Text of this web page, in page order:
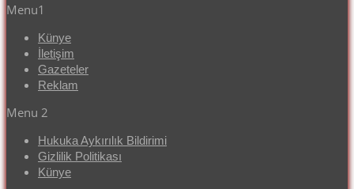
Menu1
Künye
İletişim
Gazeteler
Reklam
Menu 2
Hukuka Aykırılık Bildirimi
Gizlilik Politikası
Künye